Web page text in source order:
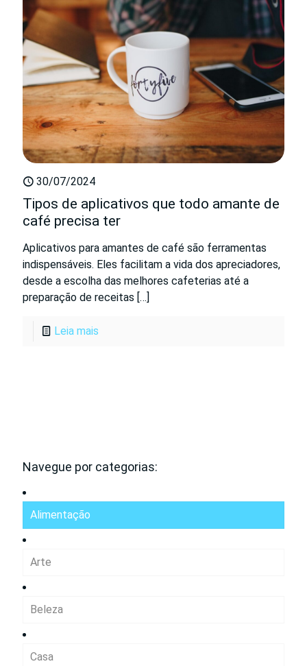
30/07/2024
Tipos de aplicativos que todo amante de
café precisa ter
Aplicativos para amantes de café são ferramentas
indispensáveis. Eles facilitam a vida dos apreciadores,
desde a escolha das melhores cafeterias até a
preparação de receitas […]
Leia mais
Navegue por categorias:
Alimentação
Arte
Beleza
Casa